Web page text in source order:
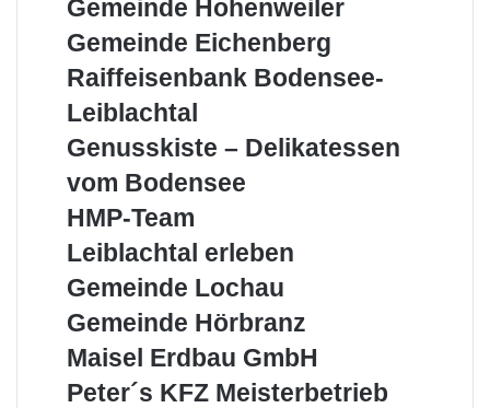
die
Region
Gemeinde Hohenweiler
Gemeinde
Gemeinde Eichenberg
Raiffeisenbank
Leiblachtal
Raiffeisenbank Bodensee-
Leiblachtal
Genusskiste
Delikatessen
vom
Genusskiste – Delikatessen
vom Bodensee
HMP-
HMP-Team
Leiblachtal
Leiblachtal erleben
Gemeinde
Gemeinde Lochau
Gemeinde
Gemeinde Hörbranz
Maisel
GmbH
Maisel Erdbau GmbH
Peter
Peter´s KFZ Meisterbetrieb